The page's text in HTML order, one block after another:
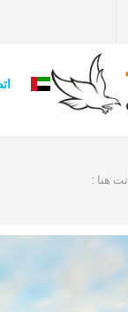
أنت هنا :